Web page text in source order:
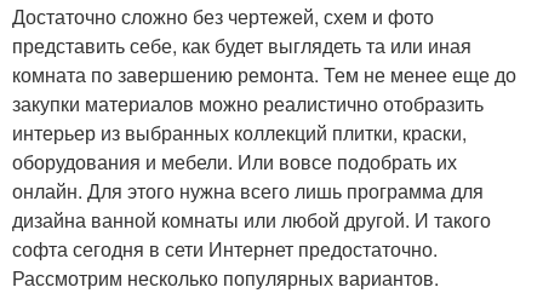
Достаточно сложно без чертежей, схем и фото
представить себе, как будет выглядеть та или иная
комната по завершению ремонта. Тем не менее еще до
закупки материалов можно реалистично отобразить
интерьер из выбранных коллекций плитки, краски,
оборудования и мебели. Или вовсе подобрать их
онлайн. Для этого нужна всего лишь программа для
дизайна ванной комнаты или любой другой. И такого
софта сегодня в сети Интернет предостаточно.
Рассмотрим несколько популярных вариантов.